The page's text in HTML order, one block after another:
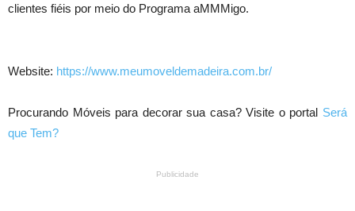
clientes fiéis por meio do Programa aMMMigo.
Website: https://www.meumoveldemadeira.com.br/
Procurando Móveis para decorar sua casa? Visite o portal Será
que Tem?
Publicidade